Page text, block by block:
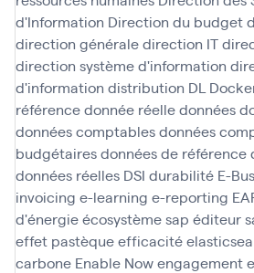
d'Information Direction du budget
direction généraledirection IT
direction système d'information
d'information distribution DL
référencedonnée réelledonnées
données comptablesdonnées
budgétairesdonnées de référence
données réelles DSI durabilité E-
invoicing e-learning e-reporting
d'énergieécosystème sap éditeur
effet pastèqueefficacité
carbone Enable Nowengagement